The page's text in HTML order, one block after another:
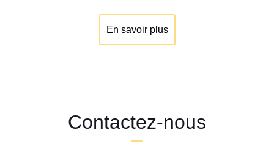
En savoir plus
Contactez-nous